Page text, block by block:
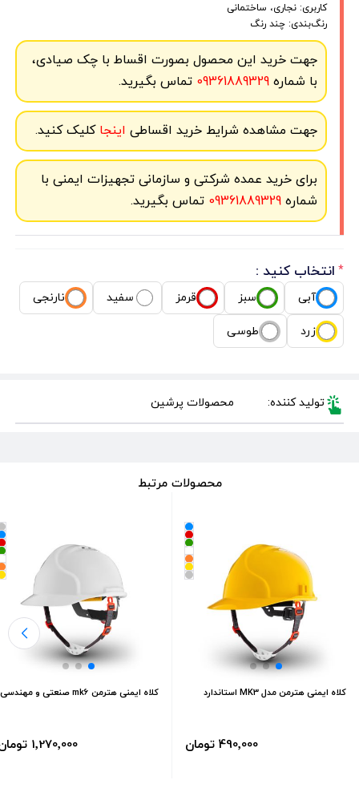
کاربری: نجاری، ساختمانی
رنگ‌بندی: چند رنگ
جهت خرید این محصول بصورت اقساط با چک صیادی،
با شماره09361889329 تماس بگیرید.
جهت مشاهده شرایط خرید اقساطی اینجاکلیک کنید.
برای خرید عمده شرکتی و سازمانی تجهیزات ایمنی با
شماره09361889329 تماس بگیرید.
* انتخاب کنید :
آبی سبز قرمز سفید نارنجی
زرد طوسی
تولید کننده: محصولات پرشین
محصولات مرتبط
کلاه ایمنی هترمن مدل MK3 استاندارد
490٬000 تومان
کلاه ایمنی هترمن mk6 صنعتی و مهندسی
1٬270٬000 تومان